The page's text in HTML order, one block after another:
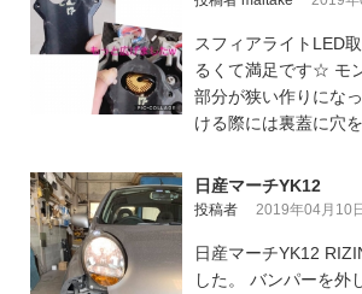
スフィアライトLED
るくて満足です☆ モ
部分が狭い作りにな
ける際には裏蓋に穴
日産マーチYK12
投稿者 2019年04月10日
日産マーチYK12
した。 バンパーを外